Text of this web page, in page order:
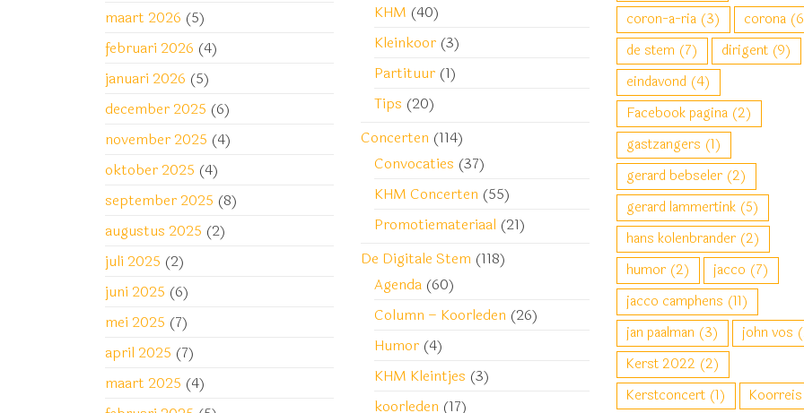
maart 2026 (5)
februari 2026 (4)
januari 2026 (5)
december 2025 (6)
november 2025 (4)
oktober 2025 (4)
september 2025 (8)
augustus 2025 (2)
juli 2025 (2)
juni 2025 (6)
mei 2025 (7)
april 2025 (7)
maart 2025 (4)
KHM (40)
Kleinkoor (3)
Partituur (1)
Tips (20)
Concerten (114)
Convocaties (37)
KHM Concerten (55)
Promotiemateriaal (21)
De Digitale Stem (118)
Agenda (60)
Column – Koorleden (26)
Humor (4)
KHM Kleintjes (3)
koorleden (17)
coron-a-ria (3) corona
de stem (7) dirigent (9)
eindavond (4)
Facebook pagina (2)
gastzangers (1)
gerard bebseler (2)
gerard lammertink (5)
hans kolenbrander (2)
humor (2) jacco (7)
jacco camphens (11)
jan paalman (3) john vos
Kerst 2022 (2)
Kerstconcert (1) Koorreis